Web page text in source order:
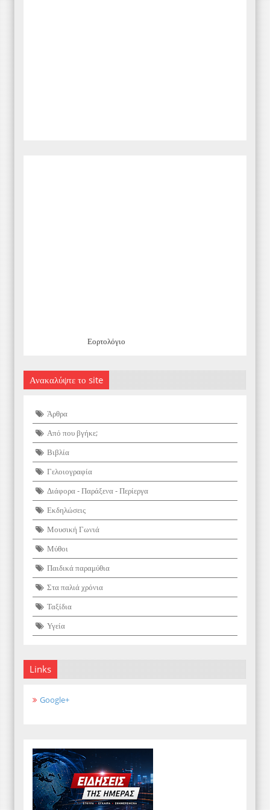
Εορτολόγιο
Ανακαλύψτε το site
Άρθρα
Από που βγήκε;
Βιβλία
Γελοιογραφία
Διάφορα - Παράξενα - Περίεργα
Εκδηλώσεις
Μουσική Γωνιά
Μύθοι
Παιδικά παραμύθια
Στα παλιά χρόνια
Ταξίδια
Υγεία
Links
Google+